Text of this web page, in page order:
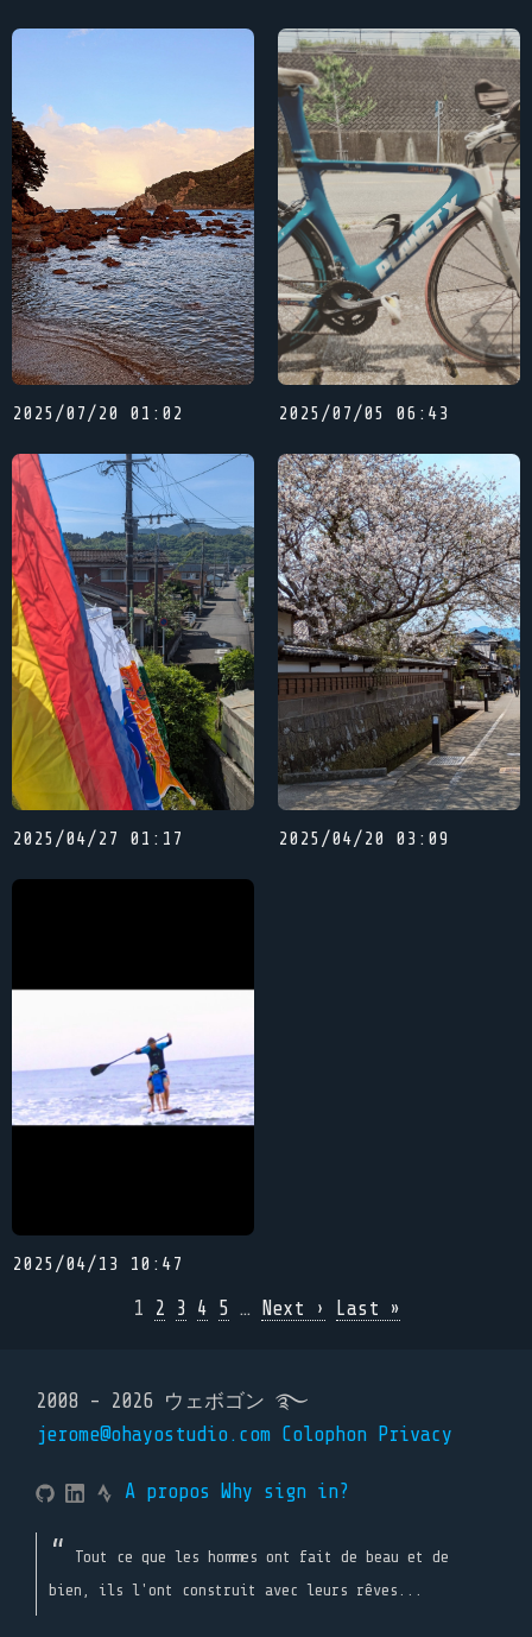
2025/07/20 01:02 2025/07/05 06:43
2025/04/27 01:17 2025/04/20 03:09
2025/04/13 10:47
1 2 3 4 5 … Next › Last »
2008 - 2026 ウェボゴン ࿐
jerome@ohayostudio.com Colophon Privacy
A propos Why sign in?
Tout ce que les hommes ont fait de beau et de
bien, ils l'ont construit avec leurs rêves...